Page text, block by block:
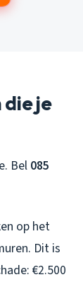
je
Bel 085
op het
Dit is
€2.500